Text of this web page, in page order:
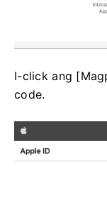
I-click ang
code.